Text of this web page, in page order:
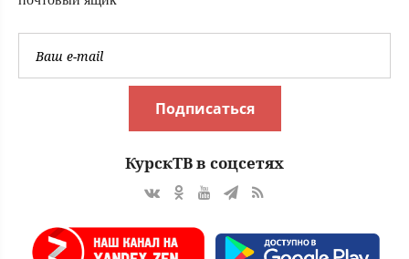
Подписаться
КурскТВ в соцсетях